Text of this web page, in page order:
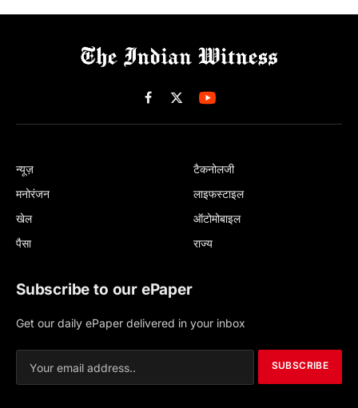
Facebook
X
(Twitter)
न्यूज़
मनोरंजन
खेल
पैसा
टैकनोलजी
लाइफस्टाइल
ऑटोमोबाइल
राज्य
Subscribe to our ePaper
Get our daily ePaper delivered in your inbox
SUBSCRIBE